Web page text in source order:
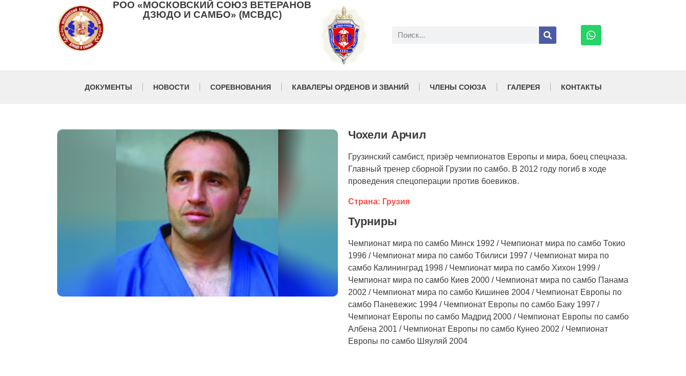
РОО «МОСКОВСКИЙ СОЮЗ ВЕТЕРАНОВ
ДЗЮДО И САМБО» (МСВДС)
ДОКУМЕНТЫ НОВОСТИ СОРЕВНОВАНИЯ КАВАЛЕРЫ ОРДЕНОВ И ЗВАНИЙ ЧЛЕНЫ СОЮЗА ГАЛЕРЕЯ КОНТАКТЫ
Чохели Арчил
Грузинский самбист, призёр чемпионатов Европы и мира, боец спецназа.
Главный тренер сборной Грузии по самбо. В 2012 году погиб в ходе
проведения спецоперации против боевиков.
Страна: Грузия
Турниры
Чемпионат мира по самбо Минск 1992 / Чемпионат мира по самбо Токио
1996 / Чемпионат мира по самбо Тбилиси 1997 / Чемпионат мира по
самбо Калининград 1998 / Чемпионат мира по самбо Хихон 1999 /
Чемпионат мира по самбо Киев 2000 / Чемпионат мира по самбо Панама
2002 / Чемпионат мира по самбо Кишинев 2004 / Чемпионат Европы по
самбо Паневежис 1994 / Чемпионат Европы по самбо Баку 1997 /
Чемпионат Европы по самбо Мадрид 2000 / Чемпионат Европы по самбо
Албена 2001 / Чемпионат Европы по самбо Кунео 2002 / Чемпионат
Европы по самбо Шяуляй 2004